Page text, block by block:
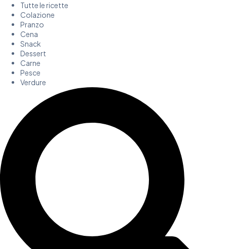
Tutte le ricette
Colazione
Pranzo
Cena
Snack
Dessert
Carne
Pesce
Verdure